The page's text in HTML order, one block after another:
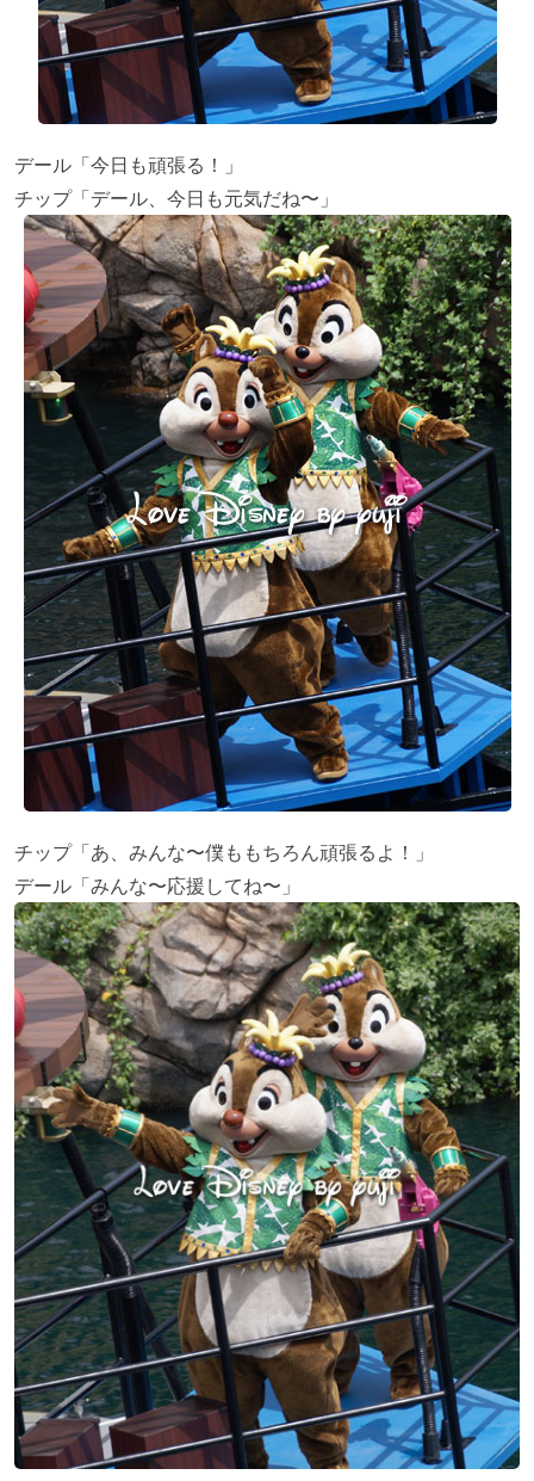
デール「今日も頑張る！」
チップ「デール、今日も元気だね〜」
チップ「あ、みんな〜僕ももちろん頑張るよ！」
デール「みんな〜応援してね〜」